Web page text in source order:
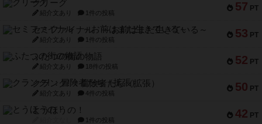
57 PT
クリーグ
紹介文あり 1件の投稿
53 PT
セミファイナル ～お前はまだ生きている～
紹介文あり 1件の投稿
52 PT
ふたつの街の物語
紹介文あり 18件の投稿
50 PT
クランク! ：冒険者たち（拡張）
紹介文あり 4件の投稿
42 PT
とうほうの！
1件の投稿